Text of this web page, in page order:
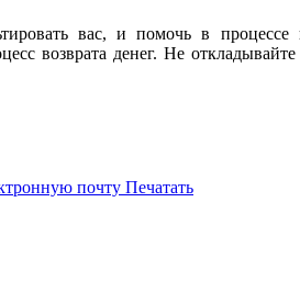
вас, и помочь в процессе
возврата денег. Не
почту Печатать